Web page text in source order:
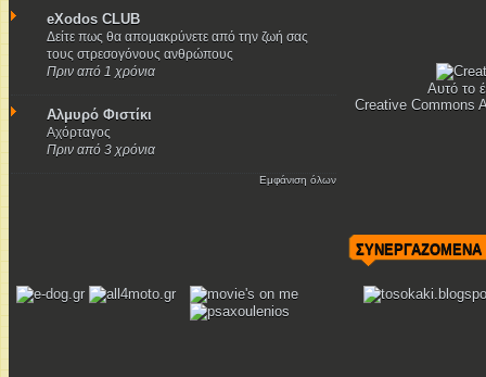
eXodos CLUB
Δείτε πως θα απομακρύνετε από την ζωή σας
τους στρεσογόνους ανθρώπους
Πριν από 1 χρόνια
Αλμυρό Φιστίκι
Αχόρταγος
Πριν από 3 χρόνια
Εμφάνιση όλων
Αυτό το
Creative Commons
ΣΥΝΕΡΓΑΖΟΜΕΝΑ